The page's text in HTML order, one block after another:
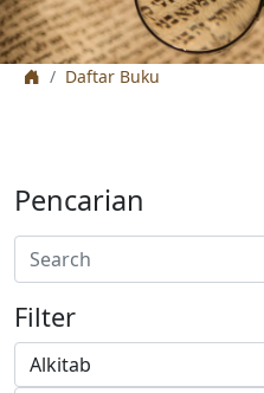
Daftar Buku
Pencarian
Filter